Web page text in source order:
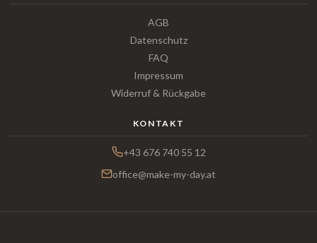
AGB
Datenschutz
FAQ
Impressum
Widerruf & Rückgabe
KONTAKT
+43 676 740 55 12
office@make-my-day.at